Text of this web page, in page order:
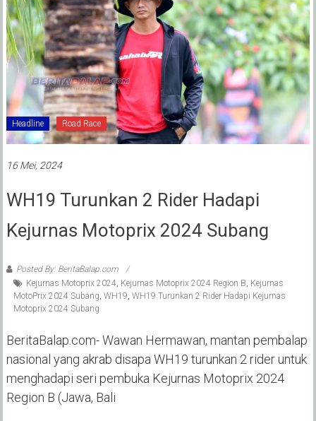
Headline Road Race
16 Mei, 2024
WH19 Turunkan 2 Rider Hadapi
Kejurnas Motoprix 2024 Subang
Posted By: BeritaBalap.com
Kejurnas Motoprix 2024, Kejurnas Motoprix 2024 Region B, Kejurnas
MotoPrix 2024 Subang, WH19, WH19 Turunkan 2 Rider Hadapi Kejurnas
Motoprix 2024 Subang
BeritaBalap.com- Wawan Hermawan, mantan pembalap
nasional yang akrab disapa WH19 turunkan 2 rider untuk
menghadapi seri pembuka Kejurnas Motoprix 2024
Region B (Jawa, Bali